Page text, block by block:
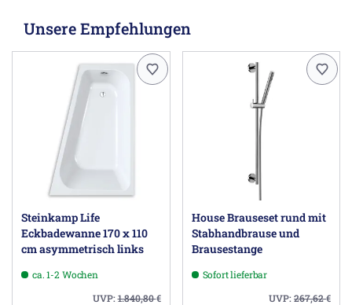
Unsere Empfehlungen
Steinkamp Life
Eckbadewanne 170 x 110
cm asymmetrisch links
ca. 1-2 Wochen
UVP:1.840,80€
House Brauseset rund mit
Stabhandbrause und
Brausestange
Sofort lieferbar
UVP:267,62€